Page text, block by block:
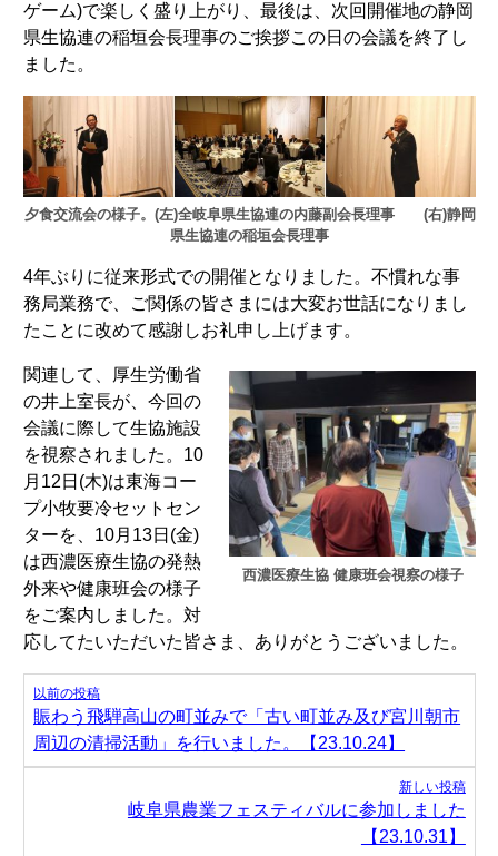
ゲーム)で楽しく盛り上がり、最後は、次回開催地の静岡
県生協連の稲垣会長理事のご挨拶この日の会議を終了し
ました。
夕食交流会の様子。(左)全岐阜県生協連の内藤副会長理事 (右)静岡
県生協連の稲垣会長理事
4年ぶりに従来形式での開催となりました。不慣れな事
務局業務で、ご関係の皆さまには大変お世話になりまし
たことに改めて感謝しお礼申し上げます。
西濃医療生協 健康班会視察の様子
関連して、厚生労働省
の井上室長が、今回の
会議に際して生協施設
を視察されました。10
月12日(木)は東海コー
プ小牧要冷セットセン
ターを、10月13日(金)
は西濃医療生協の発熱
外来や健康班会の様子
をご案内しました。対
応してたいただいた皆さま、ありがとうございました。
投
稿
ナ
ビ
以前の投稿
賑わう飛騨高山の町並みで「古い町並み及び宮川朝市
周辺の清掃活動」を行いました。【23.10.24】
新しい投稿
岐阜県農業フェスティバルに参加しました
【23.10.31】